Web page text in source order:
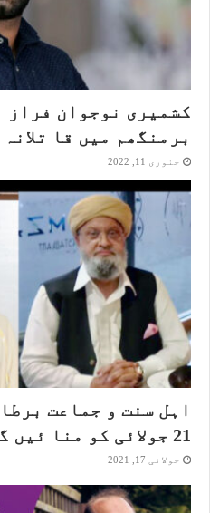
کشمیری نوجوان فراز
برمنگھم میں قا تلانہ
جنوری 11, 2022
اہل سنت و جماعت
21 جولائی کو منا ئیں گے
جولائی 17, 2021